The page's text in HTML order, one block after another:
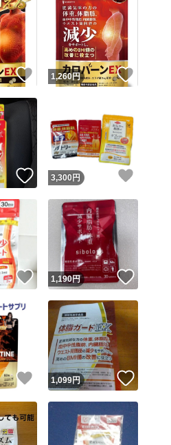
いいね！
1,260円
いいね！
3,300 円
いいね！
1,190円
いいね！
1,099円 いいね